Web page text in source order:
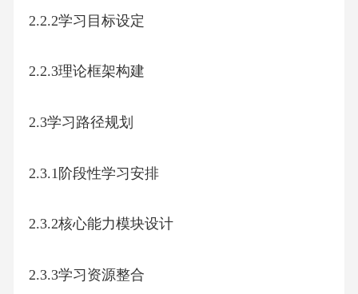
2.2.2学习目标设定
2.2.3理论框架构建
2.3学习路径规划
2.3.1阶段性学习安排
2.3.2核心能力模块设计
2.3.3学习资源整合